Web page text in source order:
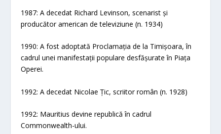
1987: A decedat Richard Levinson, scenarist și
producător american de televiziune (n. 1934)
1990: A fost adoptată Proclamația de la Timișoara, în
cadrul unei manifestații populare desfășurate în Piața
Operei.
1992: A decedat Nicolae Țic, scriitor român (n. 1928)
1992: Mauritius devine republică în cadrul
Commonwealth-ului.